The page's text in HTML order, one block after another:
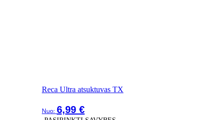
Reca Ultra atsuktuvas TX
Nuo: 6,99 €